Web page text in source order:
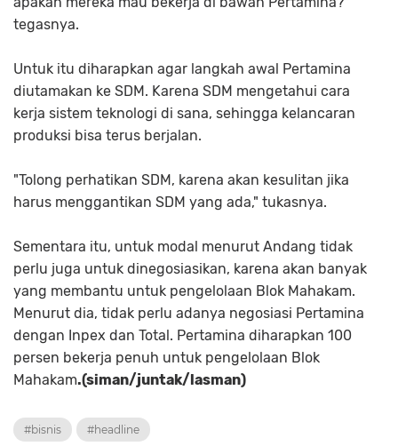
tegasnya.
Untuk itu diharapkan agar langkah awal Pertamina
diutamakan ke SDM. Karena SDM mengetahui cara
kerja sistem teknologi di sana, sehingga kelancaran
produksi bisa terus berjalan.
"Tolong perhatikan SDM, karena akan kesulitan jika
harus menggantikan SDM yang ada," tukasnya.
Sementara itu, untuk modal menurut Andang tidak
perlu juga untuk dinegosiasikan, karena akan banyak
yang membantu untuk pengelolaan Blok Mahakam.
Menurut dia, tidak perlu adanya negosiasi Pertamina
dengan Inpex dan Total. Pertamina diharapkan 100
persen bekerja penuh untuk pengelolaan Blok
Mahakam.(siman/juntak/lasman)
#bisnis #headline